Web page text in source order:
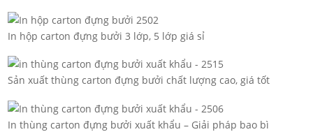
In hộp carton đựng bưởi 3 lớp, 5 lớp giá sỉ
Sản xuất thùng carton đựng bưởi chất lượng cao, giá tốt
In thùng carton đựng bưởi xuất khẩu – Giải pháp bao bì